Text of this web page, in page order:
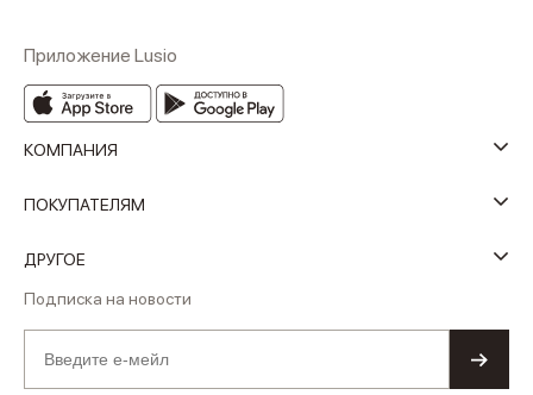
Приложение Lusio
КОМПАНИЯ
ПОКУПАТЕЛЯМ
ДРУГОЕ
Подписка на новости